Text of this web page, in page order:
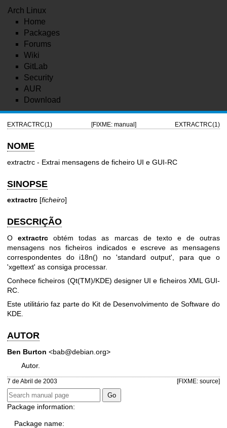
Arch Linux
Home
Packages
Forums
Wiki
GitLab
Security
AUR
Download
EXTRACTRC(1) [FIXME: manual] EXTRACTRC(1)
NOME
extractrc - Extrai mensagens de ficheiro UI e GUI-RC
SINOPSE
extractrc [ficheiro]
DESCRIÇÃO
Oextractrc obtém todas as marcas de texto e de outras
mensagens nos ficheiros indicados e escreve as mensagens
correspondentes do i18n() no 'standard output', para que o
'xgettext' as consiga processar.
Conhece ficheiros (Qt(TM)/KDE) designer UI e ficheiros XML GUI-
RC.
Este utilitário faz parte do Kit de Desenvolvimento de Software do
KDE.
AUTOR
Ben Burton <bab@debian.org>
Autor.
7 de Abril de 2003 [FIXME: source]
Package information:
Package name: